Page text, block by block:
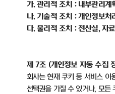
가.관리적 조치 : 내부관리계
나. 기술적 조치 :개인정보처
다.물리적 조치 :전산실, 자
제 7조 (개인정보 자동 수집
회사는 현재 쿠키 등 서비스 이
선택권을 가질 수 있거나, 모든